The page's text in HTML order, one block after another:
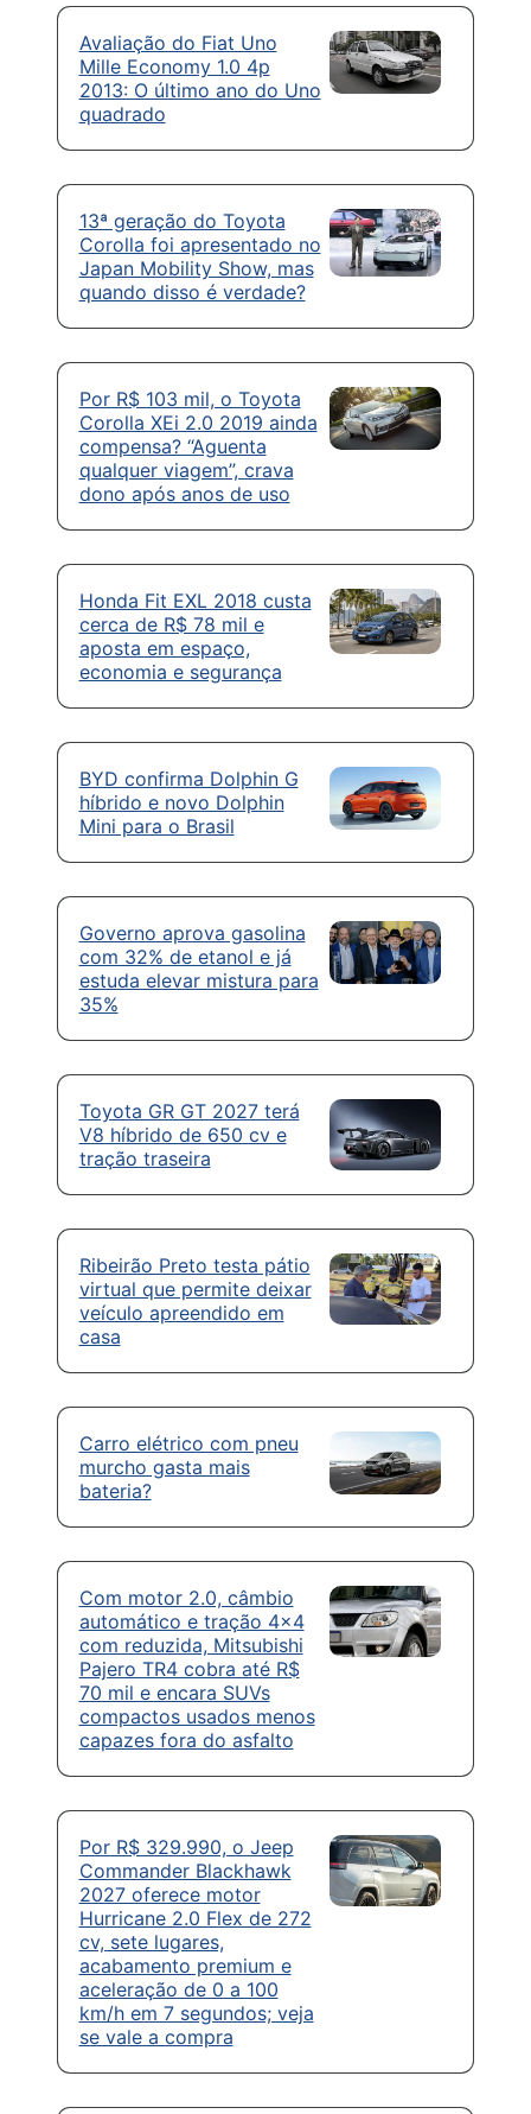
Avaliação do Fiat Uno
Mille Economy 1.0 4p
2013: O último ano do Uno
quadrado
13ª geração do Toyota
Corolla foi apresentado no
Japan Mobility Show, mas
quando disso é verdade?
Por R$ 103 mil, o Toyota
Corolla XEi 2.0 2019 ainda
compensa? “Aguenta
qualquer viagem”, crava
dono após anos de uso
Honda Fit EXL 2018 custa
cerca de R$ 78 mil e
aposta em espaço,
economia e segurança
BYD confirma Dolphin G
híbrido e novo Dolphin
Mini para o Brasil
Governo aprova gasolina
com 32% de etanol e já
estuda elevar mistura para
35%
Toyota GR GT 2027 terá
V8 híbrido de 650 cv e
tração traseira
Ribeirão Preto testa pátio
virtual que permite deixar
veículo apreendido em
casa
Carro elétrico com pneu
murcho gasta mais
bateria?
Com motor 2.0, câmbio
automático e tração 4×4
com reduzida, Mitsubishi
Pajero TR4 cobra até R$
70 mil e encara SUVs
compactos usados menos
capazes fora do asfalto
Por R$ 329.990, o Jeep
Commander Blackhawk
2027 oferece motor
Hurricane 2.0 Flex de 272
cv, sete lugares,
acabamento premium e
aceleração de 0 a 100
km/h em 7 segundos; veja
se vale a compra